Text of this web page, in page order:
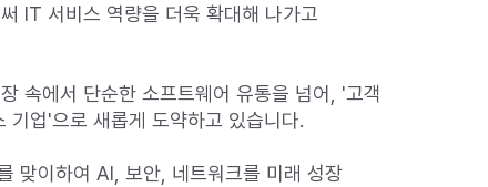
IT 서비스 역량을 더욱 확대해 나가고
속에서 단순한 소프트웨어 유통을 넘어, '고객
기업'으로 새롭게 도약하고 있습니다.
맞이하여 AI, 보안, 네트워크를 미래 성장